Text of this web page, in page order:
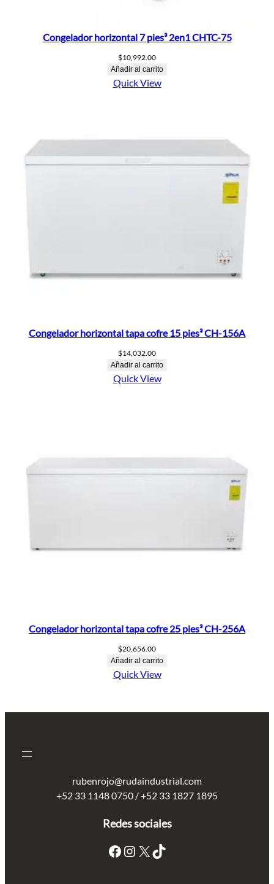
Congelador horizontal 7 pies³ 2en1 CHTC-75
$10,992.00
Añadir al carrito
Quick View
Congelador horizontal tapa cofre 15 pies³ CH-156A
$14,032.00
Añadir al carrito
Quick View
Congelador horizontal tapa cofre 25 pies³ CH-256A
$20,656.00
Añadir al carrito
Quick View
rubenrojo@rudaindustrial.com
+52 33 1148 0750 / +52 33 1827 1895
Redes sociales